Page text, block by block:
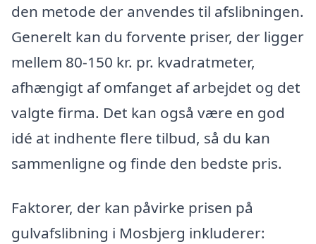
den metode der anvendes til afslibningen.
Generelt kan du forvente priser, der ligger
mellem 80-150 kr. pr. kvadratmeter,
afhængigt af omfanget af arbejdet og det
valgte firma. Det kan også være en god
idé at indhente flere tilbud, så du kan
sammenligne og finde den bedste pris.
Faktorer, der kan påvirke prisen på
gulvafslibning i Mosbjerg inkluderer: